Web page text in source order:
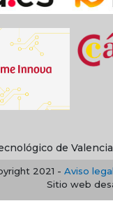
de Valencia
2021 -Aviso legal
Sitio web